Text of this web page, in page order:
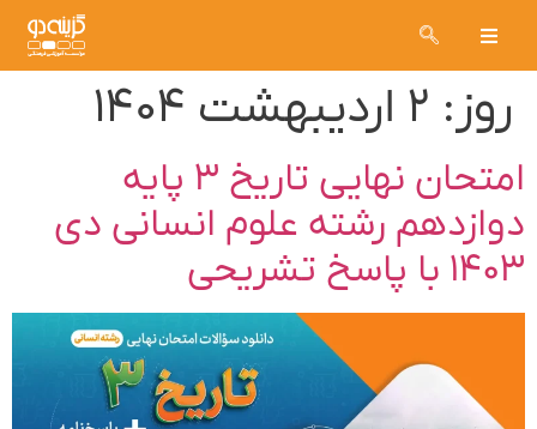
روز: ۲ اردیبهشت ۱۴۰۴
امتحان نهایی تاریخ ۳ پایه
دوازدهم رشته علوم انسانی دی
۱۴۰۳ با پاسخ تشریحی